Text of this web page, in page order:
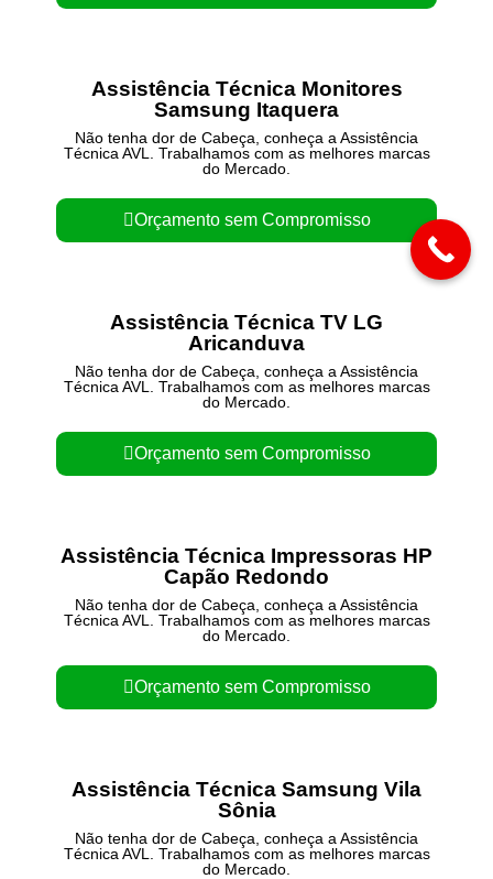
Assistência Técnica Monitores
Samsung Itaquera
Não tenha dor de Cabeça, conheça a Assistência
Técnica AVL. Trabalhamos com as melhores marcas
do Mercado.
Orçamento sem Compromisso
Assistência Técnica TV LG
Aricanduva
Não tenha dor de Cabeça, conheça a Assistência
Técnica AVL. Trabalhamos com as melhores marcas
do Mercado.
Orçamento sem Compromisso
Assistência Técnica Impressoras HP
Capão Redondo
Não tenha dor de Cabeça, conheça a Assistência
Técnica AVL. Trabalhamos com as melhores marcas
do Mercado.
Orçamento sem Compromisso
Assistência Técnica Samsung Vila
Sônia
Não tenha dor de Cabeça, conheça a Assistência
Técnica AVL. Trabalhamos com as melhores marcas
do Mercado.